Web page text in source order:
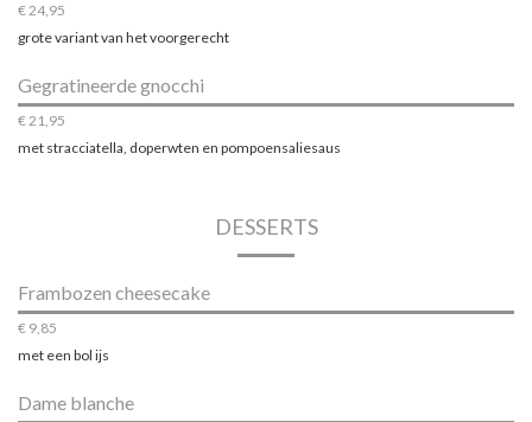
€ 24,95
grote variant van het voorgerecht
Gegratineerde gnocchi
€ 21,95
met stracciatella, doperwten en pompoensaliesaus
DESSERTS
Frambozen cheesecake
€ 9,85
met een bol ijs
Dame blanche